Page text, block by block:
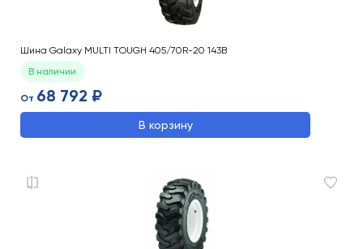
Шина Galaxy MULTI TOUGH 405/70R-20 143B
В наличии
От 68 792 ₽
В корзину